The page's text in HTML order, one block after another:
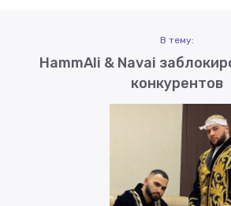
В тему:
HammAli & Navai
конкурентов